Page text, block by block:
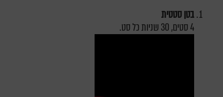
בטן סטטית
4 סטים, 30 שניות כל סט.